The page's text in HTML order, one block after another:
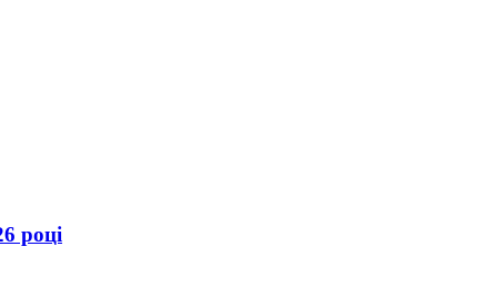
році